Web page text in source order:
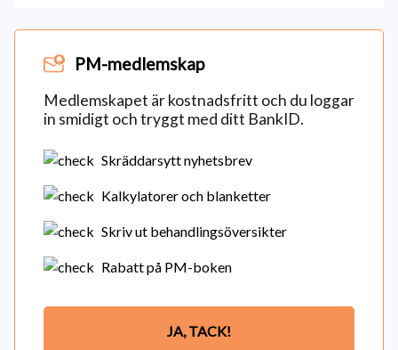
PM-medlemskap
Medlemskapet är kostnadsfritt och du loggar
in smidigt och tryggt med ditt BankID.
Skräddarsytt nyhetsbrev
Kalkylatorer och blanketter
Skriv ut behandlingsöversikter
Rabatt på PM-boken
JA, TACK!